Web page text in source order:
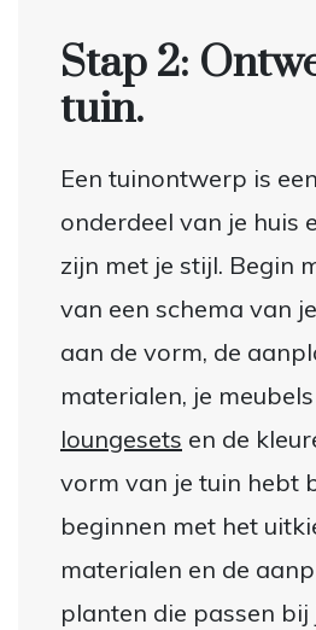
Stap 2:
tuin.
Een tuinontwerp is
onderdeel van je huis
zijn met je stijl. Begin
van een schema van
aan de vorm, de
materialen, je
loungesets en de
vorm van je tuin hebt
beginnen met het
materialen en de
planten die passen bij